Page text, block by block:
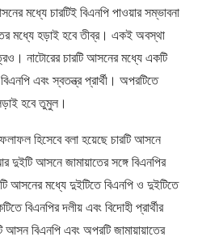
মধ্যে চারটিই বিএনপি পাওয়ার সম্ভাবনা
মধ্যে হড়াই হবে তীব্র। একই অবস্থা
নাটোরের চারটি আসনের মধ্যে একটি
এবং স্বতন্ত্র প্রার্থী। অপরটিতে
হবে তুমুল।
হিসেবে বলা হয়েছে চারটি আসনে
দুইটি আসনে জামায়াতের সঙ্গে বিএনপির
আসনের মধ্যে দুইটিতে বিএনপি ও দুইটিতে
বিএনপির দলীয় এবং বিদোহী প্রার্থীর
বিএনপি এবং অপরটি জামায়ায়াতের